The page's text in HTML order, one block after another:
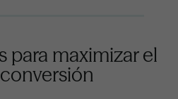
para maximizar el